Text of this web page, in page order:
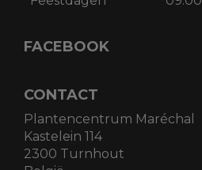
FACEBOOK
CONTACT
Plantencentrum Maréchal
Kastelein 114
2300 Turnhout